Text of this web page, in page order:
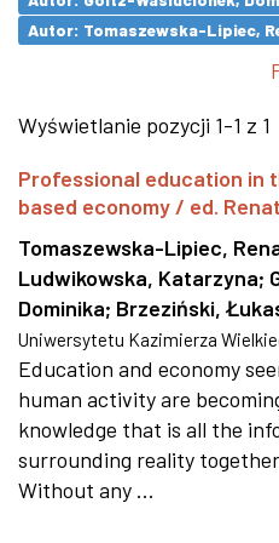
Autor: Tomaszewska-Lipiec,
Wyświetlanie pozycji 1-1 z 1
Professional education in
based economy / ed.
Tomaszewska-Lipiec,
Ludwikowska, Katarzyna;
Dominika; Brzeziński,
Uniwersytetu Kazimierza
Education and economy
human activity are
knowledge that is all the
surrounding reality
Without any ...